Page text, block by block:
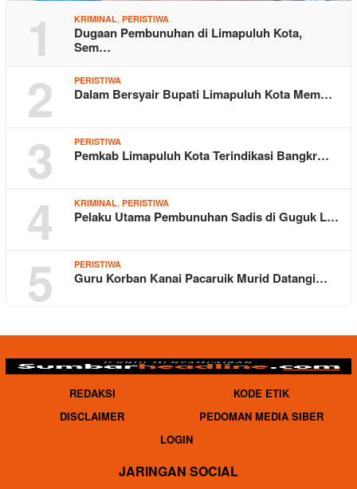
1 KRIMINAL PERISTIWA
Dugaan Pembunuhan di Limapuluh Kota,
Sem…
2 PERISTIWA
Dalam Bersyair Bupati Limapuluh Kota Mem…
3 PERISTIWA
Pemkab Limapuluh Kota Terindikasi Bangkr…
4 KRIMINAL PERISTIWA
Pelaku Utama Pembunuhan Sadis di Guguk L…
5 PERISTIWA
Guru Korban Kanai Pacaruik Murid Datangi…
REDAKSI
KODE ETIK
DISCLAIMER
PEDOMAN MEDIA SIBER
LOGIN
JARINGAN SOCIAL